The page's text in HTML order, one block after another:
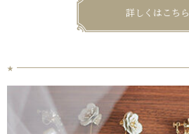
詳しくはこちら